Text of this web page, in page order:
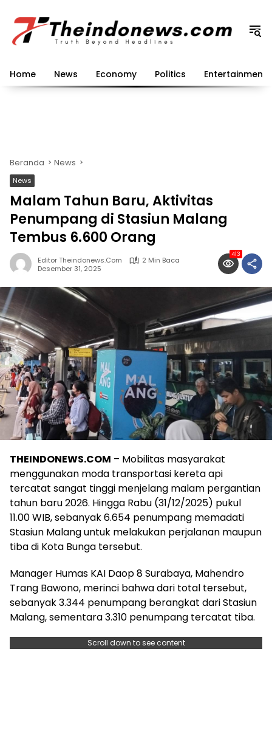
konten
Home News Economy Politics Entertainment
Beranda News
News
Malam Tahun Baru, Aktivitas
Penumpang di Stasiun Malang
Tembus 6.600 Orang
Editor Theindonews.com
2 Min Baca
Desember 31, 2025
413
THEINDONEWS.COM – Mobilitas masyarakat
menggunakan moda transportasi kereta api
tercatat sangat tinggi menjelang malam pergantian
tahun baru 2026. Hingga Rabu (31/12/2025) pukul
11.00 WIB, sebanyak 6.654 penumpang memadati
Stasiun Malang untuk melakukan perjalanan maupun
tiba di Kota Bunga tersebut.
Manager Humas KAI Daop 8 Surabaya, Mahendro
Trang Bawono, merinci bahwa dari total tersebut,
sebanyak 3.344 penumpang berangkat dari Stasiun
Malang, sementara 3.310 penumpang tercatat tiba.
Scroll down to see content